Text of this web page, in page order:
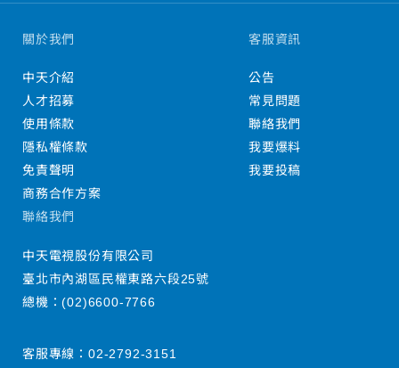
關於我們
中天介紹
人才招募
使用條款
隱私權條款
免責聲明
商務合作方案
客服資訊
公告
常見問題
聯絡我們
我要爆料
我要投稿
聯絡我們
中天電視股份有限公司
臺北市內湖區民權東路六段25號
總機：(02)6600-7766
客服專線： 02-2792-3151